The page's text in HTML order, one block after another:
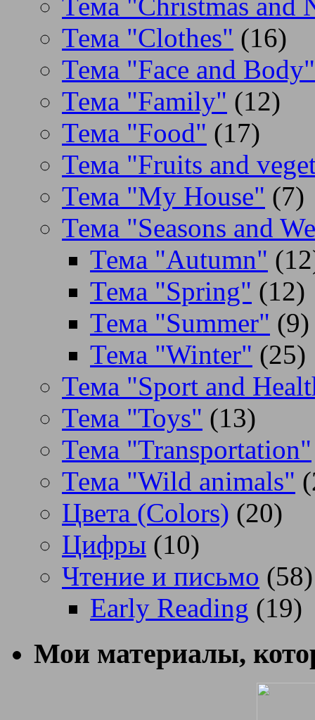
Тема "Clothes" (16)
Тема "Face and Body"
Тема "Family" (12)
Тема "Food" (17)
Тема "Fruits and
Тема "My House" (7)
Тема "Seasons and
Тема "Autumn"
Тема "Spring" (12)
Тема "Summer" (9)
Тема "Winter" (25)
Тема "Sport and
Тема "Toys" (13)
Тема "Transportation"
Тема "Wild animals"
Цвета (Colors) (20)
Цифры (10)
Чтение и письмо (58)
Early Reading (19)
Мои материалы,